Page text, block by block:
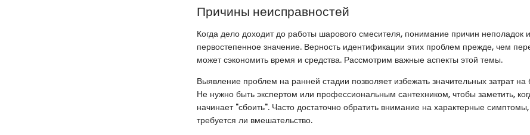
Причины неисправностей
Когда дело доходит до работы шарового смесителя, понимание причин неполадок
первостепенное значение. Верность идентификации этих проблем прежде, чем
может сэкономить время и средства. Рассмотрим важные аспекты этой темы.
Выявление проблем на ранней стадии позволяет избежать значительных затрат
Не нужно быть экспертом или профессиональным сантехником, чтобы заметить,
начинает "сбоить". Часто достаточно обратить внимание на характерные
требуется ли вмешательство.